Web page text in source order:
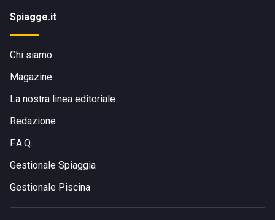
Spiagge.it
Chi siamo
Magazine
La nostra linea editoriale
Redazione
F.A.Q.
Gestionale Spiaggia
Gestionale Piscina